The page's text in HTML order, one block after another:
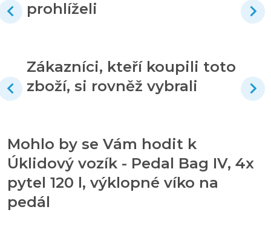
prohlíželi
Zákazníci, kteří koupili toto
zboží, si rovněž vybrali
Mohlo by se Vám hodit k
Úklidový vozík - Pedal Bag IV, 4x
pytel 120 l, výklopné víko na
pedál